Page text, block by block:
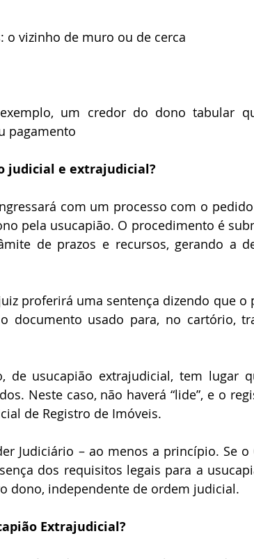
o vizinho de muro ou de cerca
pagamento
judicial e extrajudicial?
pela usucapião. O procedimento é
de prazos e recursos, gerando a
documento usado para, no cartório,
Neste caso, não haverá “lide”, e o
de Registro de Imóveis.
dos requisitos legais para a
dono, independente de ordem judicial.
Extrajudicial?